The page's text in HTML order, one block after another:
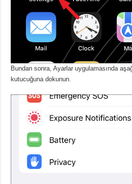
Bundan sonra, Ayarlar uygulamasında
kutucuğuna dokunun.